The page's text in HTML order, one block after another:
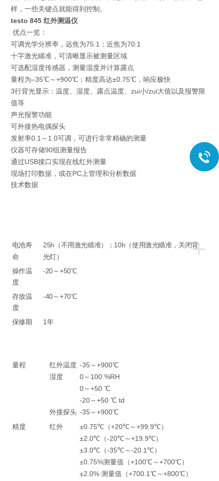
样，一些关键点就能得到控制。
testo 845 红外测温仪
优点一览：
可调光学分辨率，远焦为75:1；近焦为70:1
十字激光瞄准，可清晰显示被测量区域
可选配湿度传感器，测量湿度并计算露点
量程为–35℃～+900℃；精度高达±0.75℃，响应极快
3行背光显示：温度、湿度、露点温度、zui小/zui大值以及报警限
值等
声光报警功能
可外接热电偶探头
发射率0.1～1.0可调，可进行非常精确的测量
仪器可存储90组测量报告
通过USB接口实现在线红外测量
现场打印数据，或在PC上管理和分析数据
技术数据
+
电池寿
命
25h（不用激光瞄准）；10h（使用激光瞄准，关闭背
光灯）
操作温
度
-20～+50℃
存放温
度
-40～+70℃
保修期 1年
量程
红外温度
湿度
外接探头
-35～+900℃
0～100 %RH
0～+50 ℃
-20～+50 ℃ td
-35～+900℃
精度
红外
±0.75℃（+20℃～+99.9℃）
±2.0℃（-20℃～+19.9℃）
±3.0℃（-35℃～-20.1℃）
±0.75%测量值（+100℃～+700℃）
±2.0% 测量值（+700.1℃～+800℃）